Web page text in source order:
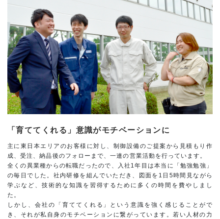
「育ててくれる」意識がモチベーションに
主に東日本エリアのお客様に対し、制御設備のご提案から見積もり作
成、受注、納品後のフォローまで、一連の営業活動を行っています。
全くの異業種からの転職だったので、入社1年目は本当に「勉強勉強」
の毎日でした。社内研修を組んでいただき、図面を1日5時間見ながら
学ぶなど、技術的な知識を習得するために多くの時間を費やしまし
た。
しかし、会社の「育ててくれる」という意識を強く感じることがで
き、それが私自身のモチベーションに繋がっています。若い人材の力